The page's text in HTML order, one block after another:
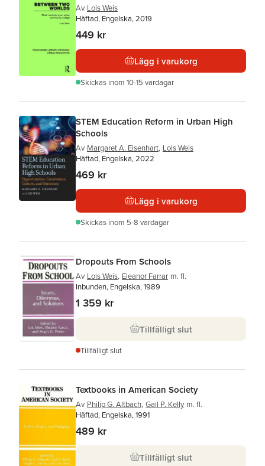
Av Lois Weis
Häftad, Engelska, 2019
449 kr
Lägg i varukorg
Skickas inom 10-15 vardagar
STEM Education Reform in Urban High
Schools
Av Margaret A. Eisenhart, Lois Weis
Häftad, Engelska, 2022
469 kr
Lägg i varukorg
Skickas inom 5-8 vardagar
Dropouts From Schools
Av Lois Weis, Eleanor Farrar m. fl.
Inbunden, Engelska, 1989
1 359 kr
Tillfälligt slut
Tillfälligt slut
Textbooks in American Society
Av Philip G. Altbach, Gail P. Kelly m. fl.
Häftad, Engelska, 1991
489 kr
Tillfälligt slut